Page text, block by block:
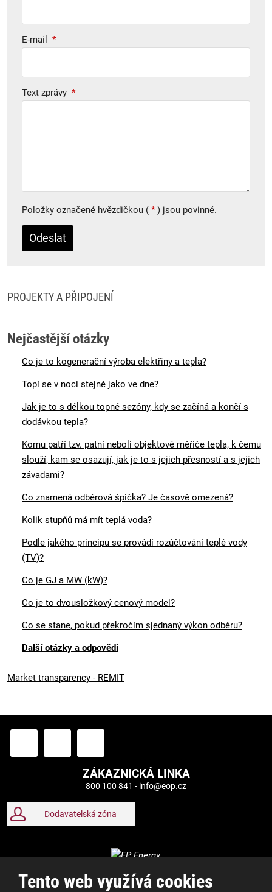
E-mail *
Text zprávy *
Položky označené hvězdičkou ( *) jsou povinné.
nepodařilo
odeslat.
PROJEKTY A PŘIPOJENÍ
Nejčastější otázky
Co je to kogenerační výroba elektřiny a tepla?
Topí se v noci stejně jako ve dne?
Jak je to s délkou topné sezóny, kdy se začíná a končí s
dodávkou tepla?
Komu patří tzv. patní neboli objektové měřiče tepla, k čemu
slouží, kam se osazují, jak je to s jejich přesností a s jejich
závadami?
Co znamená odběrová špička? Je časově omezená?
Kolik stupňů má mít teplá voda?
Podle jakého principu se provádí rozúčtování teplé vody
(TV)?
Co je GJ a MW (kW)?
Co je to dvousložkový cenový model?
Co se stane, pokud překročím sjednaný výkon odběru?
Další otázky a odpovědi
Market transparency - REMIT
ZÁKAZNICKÁ LINKA
800 100 841 - info@eop.cz
Dodavatelská zóna
Tento web využívá cookies